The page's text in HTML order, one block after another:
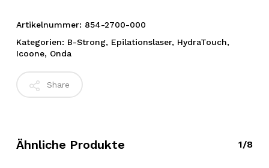
Artikelnummer: 854-2700-000
Kategorien: B-Strong, Epilationslaser, HydraTouch,
Icoone, Onda
Share
Ähnliche Produkte 1/8